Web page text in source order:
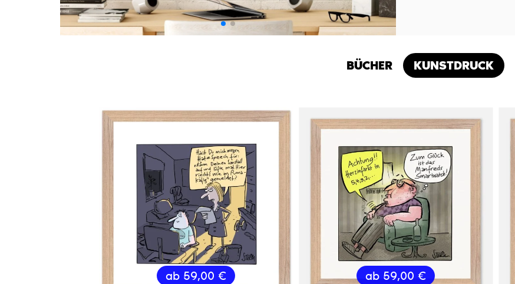
BÜCHER KUNSTDRUCK
ab 59,00€ ab 59,00€